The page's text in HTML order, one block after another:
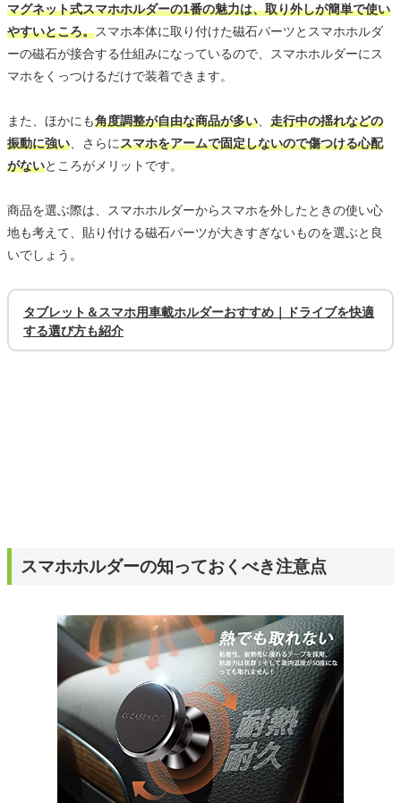
マグネット式スマホホルダーの1番の魅力は、取り外しが簡単で使い
やすいところ。スマホ本体に取り付けた磁石パーツとスマホホルダ
ーの磁石が接合する仕組みになっているので、スマホホルダーにス
マホをくっつけるだけで装着できます。
また、ほかにも角度調整が自由な商品が多い
走行中の揺れなどの
振動に強い 、さらにスマホをアームで固定しないので傷つける心配
がないところがメリットです。
商品を選ぶ際は、スマホホルダーからスマホを外したときの使い心
地も考えて、貼り付ける磁石パーツが大きすぎないものを選ぶと良
いでしょう。
タブレット＆スマホ用車載ホルダーおすすめ｜ドライブを快適
する選び方も紹介
スマホホルダーの知っておくべき注意点